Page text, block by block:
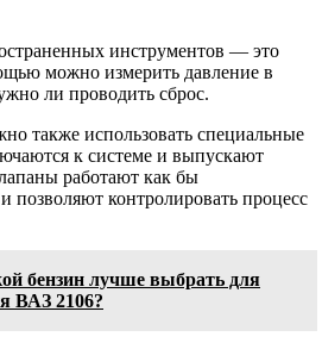
инструментов — это
можно измерить давление в
ли проводить сброс.
также использовать специальные
к системе и выпускают
работают как бы
контролировать процесс
бензин лучше выбрать для
ВАЗ 2106?